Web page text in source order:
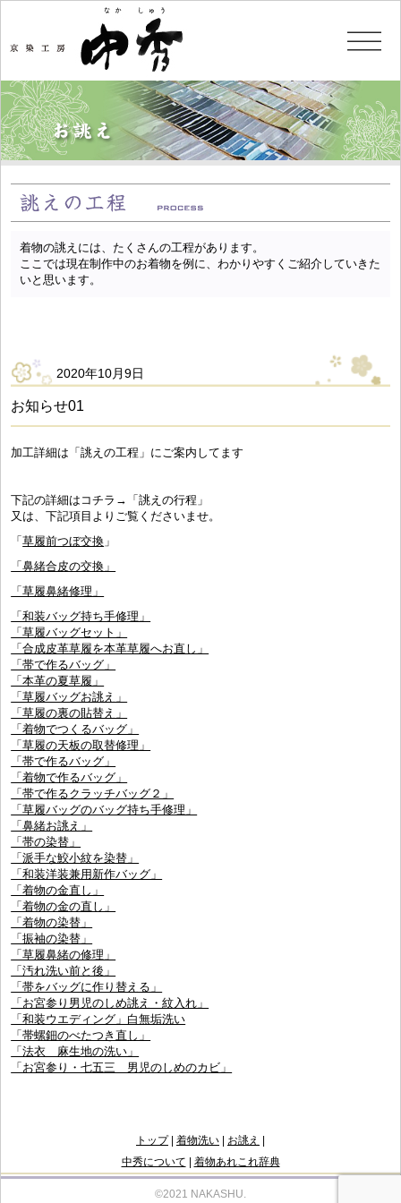
着物の誂えには、たくさんの工程があります。
ここでは現在制作中のお着物を例に、わかりやすくご紹介していきた
いと思います。
2020年10月9日
お知らせ01
加工詳細は「誂えの工程」にご案内してます
下記の詳細はコチラ→「誂えの行程」
又は、下記項目よりご覧くださいませ。
「草履前つぼ交換 」
「鼻緒合皮の交換」
「草履鼻緒修理」
「和装バッグ持ち手修理」
「草履バッグセット」
「合成皮革草履を本革草履へお直し」
「帯で作るバッグ」
「本革の夏草履」
「草履バッグお誂え」
「草履の裏の貼替え」
「着物でつくるバッグ」
「草履の天板の取替修理」
「帯で作るバッグ」
「着物で作るバッグ」
「帯で作るクラッチバッグ２」
「草履バッグのバッグ持ち手修理」
「鼻緒お誂え」
「帯の染替」
「派手な鮫小紋を染替」
「和装洋装兼用新作バッグ」
「着物の金直し」
「着物の金の直し」
「着物の染替」
「振袖の染替」
「草履鼻緒の修理」
「汚れ洗い前と後」
「帯をバッグに作り替える」
「お宮参り男児のしめ誂え・紋入れ」
「和装ウエディング」白無垢洗い
「帯螺鈿のべたつき直し」
「法衣 麻生地の洗い」
「お宮参り・七五三 男児のしめのカビ」
トップ| 着物洗い | お誂え |
中秀について | 着物あれこれ辞典
©2021 NAKASHU.